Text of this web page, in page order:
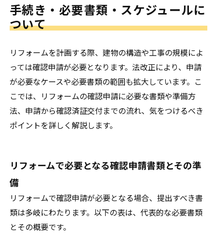
手続き・必要書類・スケジュールに
ついて
リフォームを計画する際、建物の構造や工事の規模によ
っては確認申請が必要となります。法改正により、申請
が必要なケースや必要書類の範囲も拡大しています。こ
こでは、リフォームの確認申請に必要な書類や準備方
法、申請から確認済証交付までの流れ、気をつけるべき
ポイントを詳しく解説します。
リフォームで必要となる確認申請書類とその準
備
リフォームで確認申請が必要となる場合、提出すべき書
類は多岐にわたります。以下の表は、代表的な必要書類
とその概要です。